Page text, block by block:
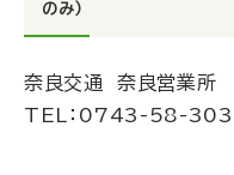
のみ）
奈良交通 奈良営業所
TEL：0743-58-